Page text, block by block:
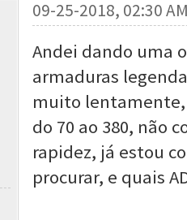
09-25-2018, 02:30
Andei dando uma
armaduras
muito lentamente,
do 70 ao 380, não
rapidez, já estou
procurar, e quais